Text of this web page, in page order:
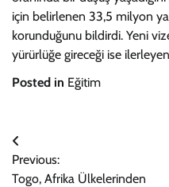
için belirlenen 33,5 milyon
korunduğunu bildirdi. Yeni
yürürlüğe gireceği ise
Posted in Eğitim
Yazı
gezinmesi
Previous:
Togo, Afrika Ülkelerinden